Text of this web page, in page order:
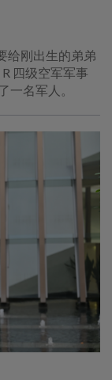
给刚出生的弟弟
四级空军军事
一名军人。